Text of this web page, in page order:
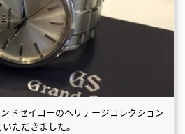
ドセイコーのヘリテージコレクション
ただきました。